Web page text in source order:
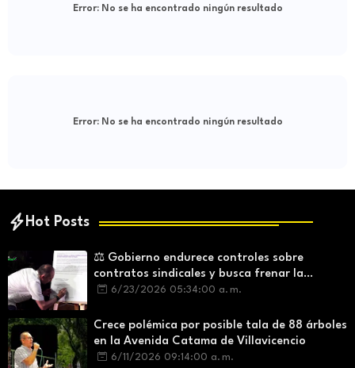
Error:No se ha encontrado ningún resultado
Error:No se ha encontrado ningún resultado
Hot Posts
⚖️ Gobierno endurece controles sobre
contratos sindicales y busca frenar la
intermediación laboral ilegal
6/23/2026 05:34:00 a. m.
Crece polémica por posible tala de 88 árboles
en la Avenida Catama de Villavicencio
6/11/2026 09:14:00 a. m.